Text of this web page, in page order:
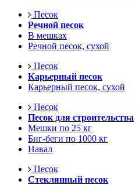
Песок
Речной песок
В мешках
Речной песок, сухой
Песок
Карьерный песок
Карьерный песок, сухой
Песок
Песок для строительства
Мешки по 25 кг
Биг-беги по 1000 кг
Навал
Песок
Стеклянный песок